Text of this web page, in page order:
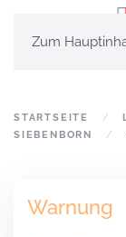
Zum
STARTSEITE
SIEBENBORN
Warnung